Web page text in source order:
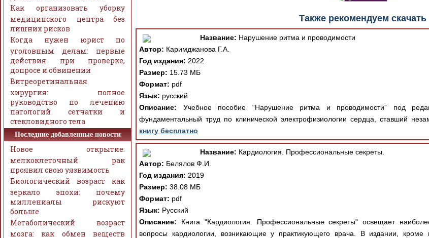
Также рекомендуем скачать
Название: Нарушение ритма и проводимости
Автор: Каримджанова Г.А.
Год издания: 2022
Размер: 15.73 МБ
Формат: pdf
Язык: русский
Описание: Учебное пособие “Нарушение ритма и проводимости” под
фундаментальный труд по клинической электрофизиологии сердца, ставший
книгу бесплатно
Название: Кардиология. Профессиональные секреты.
Автор: Белялов Ф.И.
Год издания: 2019
Размер: 38.08 МБ
Формат: pdf
Язык: Русский
Описание: Книга "Кардиология. Профессиональные секреты" освещает
вопросы кардиологии, возникающие у практикующего врача. В издании, кроме
Как организовать уборку
медицинского центра без
лишних рисков
Когда нужен юрист по
уголовным делам: первые
действия при проверке,
допросе и обвинении
Витреоретинальная
хирургия: полное
руководство по лечению
патологий сетчатки и
стекловидного тела
Последние добавленные новости
Новое открытие:
мелкоклеточный рак
проявил свою уязвимость
Биологический возраст как
зеркало эпохи: почему
миллениалы рискуют
больше
Метаболический возраст
мозга: как обмен веществ